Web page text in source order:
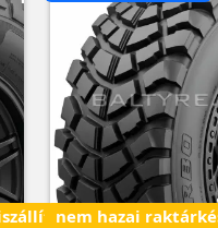
3 - 7 nap alatt
nem hazai